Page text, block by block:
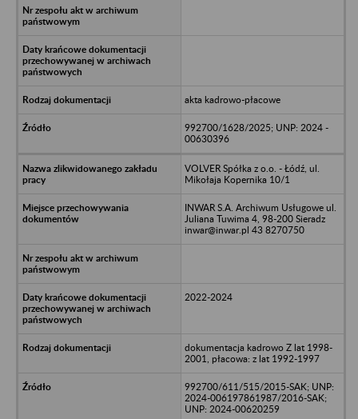
akta kadrowo-płacowe
992700/1628/2025; UNP: 2024 -
00630396
VOLVER Spółka z o.o. - Łódź, ul.
Mikołaja Kopernika 10/1
INWAR S.A. Archiwum Usługowe ul.
Juliana Tuwima 4, 98-200 Sieradz
inwar@inwar.pl 43 8270750
2022-2024
dokumentacja kadrowo Z lat 1998-
2001, płacowa: z lat 1992-1997
992700/611/515/2015-SAK; UNP:
2024-006197861987/2016-SAK;
UNP: 2024-00620259